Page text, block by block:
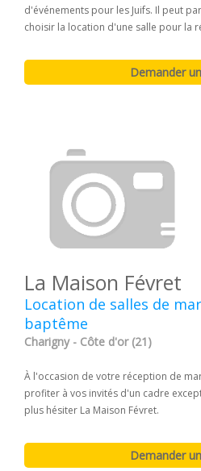
d'événements pour les Juifs. Il peut
choisir la location d'une salle pour la
La Maison Févret
Location de salles de
baptême
Charigny - Côte d'or (21)
À l'occasion de votre réception de
profiter à vos invités d'un cadre
plus hésiter La Maison Févret.